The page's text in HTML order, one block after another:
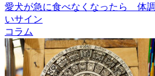
愛犬が急に食べなくなったら 体
いサイン
コラム